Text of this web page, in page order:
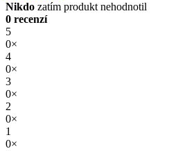
Nikdo zatím produkt nehodnotil
0 recenzí
5
0×
4
0×
3
0×
2
0×
1
0×